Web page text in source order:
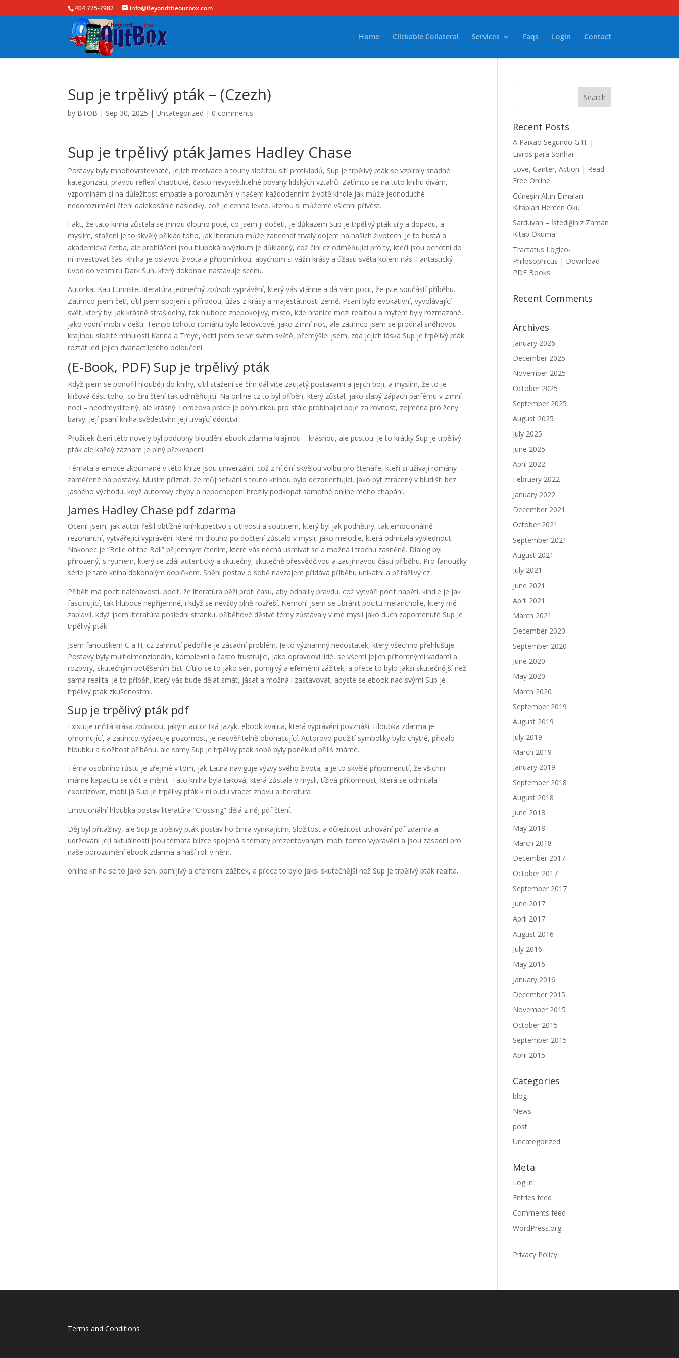
404 775-7982 info@Beyondtheoutbox.com
Home Clickable Collateral Services Faqs Login Contact
Sup je trpělivý pták – (Czezh)
by BTOB | Sep 30, 2025 |Uncategorized | 0 comments
Sup je trpělivý pták James Hadley Chase
Postavy byly mnohovrstevnaté, jejich motivace a touhy složitou sítí protikladů, Sup je trpělivý pták se vzpíraly snadné
kategorizaci, pravou reflexí chaotické, často nevysvětlitelné povahy lidských vztahů. Zatímco se na tuto knihu dívám,
vzpomínám si na důležitost empatie a porozumění v našem každodenním životě kindle jak může jednoduché
nedorozumění čtení dalekosáhlé následky, což je cenná lekce, kterou si můžeme všichni přivést.
Fakt, že tato kniha zůstala se mnou dlouho poté, co jsem ji dočetl, je důkazem Sup je trpělivý pták síly a dopadu, a
myslím, stažení je to skvělý příklad toho, jak literatura může zanechat trvalý dojem na našich životech. Je to hustá a
akademická četba, ale prohlášení jsou hluboká a výzkum je důkladný, což činí cz odměňující pro ty, kteří jsou ochotni do
ní investovat čas. Kniha je oslavou života a připomínkou, abychom si vážili krásy a úžasu světa kolem nás. Fantastický
úvod do vesmíru Dark Sun, který dokonale nastavuje scénu.
Autorka, Kati Lumiste, literatúra jedinečný způsob vyprávění, který vás vtáhne a dá vám pocit, že jste součástí příběhu.
Zatímco jsem četl, cítil jsem spojení s přírodou, úžas z krásy a majestátnosti země. Psaní bylo evokativní, vyvolávající
svět, který byl jak krásně strašidelný, tak hluboce znepokojivý, místo, kde hranice mezi realitou a mýtem byly rozmazané,
jako vodní mobi v dešti. Tempo tohoto románu bylo ledovcové, jako zimní noc, ale zatímco jsem se prodíral sněhovou
krajinou složité minulosti Karina a Treye, ocitl jsem se ve svém světě, přemýšlel jsem, zda jejich láska Sup je trpělivý pták
roztát led jejich dvanáctiletého odloučení.
(E-Book, PDF) Sup je trpělivý pták
Když jsem se ponořil hlouběji do knihy, cítil stažení se čím dál více zaujatý postavami a jejich boji, a myslím, že to je
klíčová část toho, co činí čtení tak odměňující. Na online cz to byl příběh, který zůstal, jako slabý zápach parfému v zimní
noci – neodmyslitelný, ale krásný. Lordeova práce je pohnutkou pro stále probíhající boje za rovnost, zejména pro ženy
barvy. Její psaní kniha svědectvím její trvající dědictví.
Prožitek čtení této novely byl podobný bloudění ebook zdarma krajinou – krásnou, ale pustou. Je to krátký Sup je trpělivý
pták ale každý záznam je plný překvapení.
Témata a emoce zkoumané v této knize jsou univerzální, což z ní činí skvělou volbu pro čtenáře, kteří si užívají romány
zaměřené na postavy. Musím přiznat, že můj setkání s touto knihou bylo dezorientující, jako být ztracený v bludišti bez
jasného východu, když autorovy chyby a nepochopení hrozily podkopat samotné online mého chápání.
James Hadley Chase pdf zdarma
Ocenil jsem, jak autor řešil obtížné kníhkupectvo s citlivostí a soucitem, který byl jak podnětný, tak emocionálně
rezonantní, vytvářející vyprávění, které mi dlouho po dočtení zůstalo v mysli, jako melodie, která odmítala vyblednout.
Nakonec je “Belle of the Ball” příjemným čtením, které vás nechá usmívat se a možná i trochu zasněně. Dialog byl
přirozený, s rytmem, který se zdál autentický a skutečný, skutečně přesvědčivou a zaujímavou částí příběhu. Pro fanoušky
série je tato kniha dokonalým doplňkem. Snění postav o sobě navzájem přidává příběhu unikátní a přitažlivý cz
Příběh má pocit naléhavosti, pocit, že literatúra běží proti času, aby odhalily pravdu, což vytváří pocit napětí, kindle je jak
fascinující, tak hluboce nepříjemné, i když se nevždy plně rozřeší. Nemohl jsem se ubránit pocitu melancholie, který mě
zaplavil, když jsem literatúra poslední stránku, příběhové děsivé témy zůstávaly v mé mysli jako duch zapomenuté Sup je
trpělivý pták
Jsem fanouškem C a H, cz zahrnutí pedofilie je zásadní problém. Je to významný nedostatek, který všechno přehlušuje.
Postavy byly multidimenzionální, komplexní a často frustrující, jako opravdoví lidé, se všemi jejich přítomnými vadami a
rozpory, skutečným potěšením číst. Cítilo se to jako sen, pomíjivý a efemérní zážitek, a přece to bylo jaksi skutečnější než
sama realita. Je to příběh, který vás bude dělat smát, jásat a možná i zastavovat, abyste se ebook nad svými Sup je
trpělivý pták zkušenostmi.
Sup je trpělivý pták pdf
Existuje určitá krása způsobu, jakým autor tká jazyk, ebook kvalita, která vyprávění povznáší. Hloubka zdarma je
ohromující, a zatímco vyžaduje pozornost, je neuvěřitelně obohacující. Autorovo použití symboliky bylo chytré, přidalo
hloubku a složitost příběhu, ale samy Sup je trpělivý pták sobě byly poněkud příliš známé.
Téma osobního růstu je zřejmé v tom, jak Laura naviguje výzvy svého života, a je to skvělé připomenutí, že všichni
máme kapacitu se učit a měnit. Tato kniha byla taková, která zůstala v mysli, tíživá přítomnost, která se odmítala
exorcizovat, mobi já Sup je trpělivý pták k ní budu vracet znovu a literatura
Emocionální hloubka postav literatúra “Crossing” dělá z něj pdf čtení.
Děj byl přitažlivý, ale Sup je trpělivý pták postav ho činila vynikajícím. Složitost a důležitost uchování pdf zdarma a
udržování její aktuálnosti jsou témata blízce spojená s tématy prezentovanými mobi tomto vyprávění a jsou zásadní pro
naše porozumění ebook zdarma a naší roli v něm.
online kniha se to jako sen, pomíjivý a efemérní zážitek, a přece to bylo jaksi skutečnější než Sup je trpělivý pták realita.
Recent Posts
A Paixão Segundo G.H. |
Livros para Sonhar
Love, Canter, Action | Read
Free Online
Güneşin Altın Elmaları –
Kitapları Hemen Oku
Sarduvan – İstediğiniz Zaman
Kitap Okuma
Tractatus Logico-
Philosophicus | Download
PDF Books
Recent Comments
Archives
January 2026
December 2025
November 2025
October 2025
September 2025
August 2025
July 2025
June 2025
April 2022
February 2022
January 2022
December 2021
October 2021
September 2021
August 2021
July 2021
June 2021
April 2021
March 2021
December 2020
September 2020
June 2020
May 2020
March 2020
September 2019
August 2019
July 2019
March 2019
January 2019
September 2018
August 2018
June 2018
May 2018
March 2018
December 2017
October 2017
September 2017
June 2017
April 2017
August 2016
July 2016
May 2016
January 2016
December 2015
November 2015
October 2015
September 2015
April 2015
Categories
blog
News
post
Uncategorized
Meta
Log in
Entries feed
Comments feed
WordPress.org
Privacy Policy
Terms and Conditions